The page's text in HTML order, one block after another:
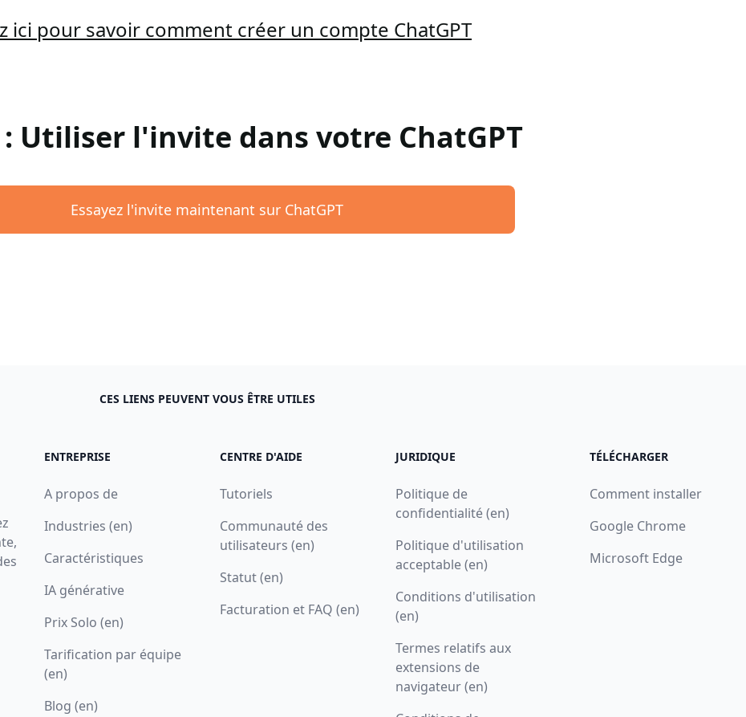
ici pour savoir comment créer un compte ChatGPT
: Utiliser l'invite dans votre ChatGPT
Essayez l'invite maintenant sur ChatGPT
CES LIENS PEUVENT VOUS ÊTRE UTILES
ENTREPRISE
A propos de
Industries (en)
Caractéristiques
IA générative
Prix Solo (en)
Tarification par équipe
(en)
Blog (en)
CENTRE D'AIDE
Tutoriels
Communauté des
utilisateurs (en)
Statut (en)
Facturation et FAQ (en)
JURIDIQUE
Politique de
confidentialité (en)
Politique d'utilisation
acceptable (en)
Conditions d'utilisation
(en)
Termes relatifs aux
extensions de
navigateur (en)
TÉLÉCHARGER
Comment installer
Google Chrome
Microsoft Edge